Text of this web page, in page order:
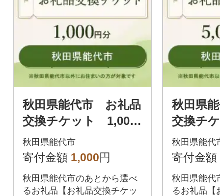
秋田県能代市 お礼品
交換チケット 1,000
円分
秋田県能代市
寄付金額 1,000円
秋田県能代市のあとから選べ
るお礼品【お礼品交換チケッ
秋田県
交換チ
円分
秋田県能代
寄付金額
秋田県能代
るお礼品【